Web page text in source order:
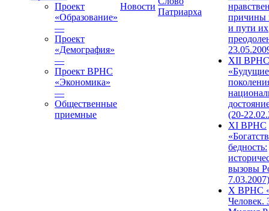
Проект
«Образование»
—
Проект
«Демография»
—
Проект ВРНС
«Экономика»
—
Общественные
приемные
Новости
Патриарха
причины
и пути их
XII ВРНС
«Будущие
(20-
XI ВРНС
бедность:
вызовы
7.03.2007)
X ВРНС
Человек.